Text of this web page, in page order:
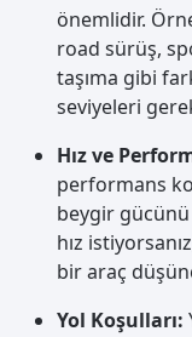
önemlidir.
road sürüş,
taşıma gibi
seviyeleri
Hız ve
performans
beygir
hız
bir araç
Yol Koşulları: